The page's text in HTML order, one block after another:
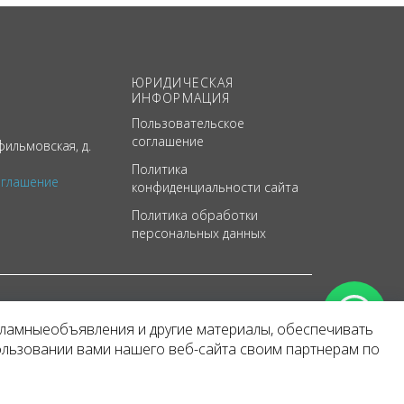
д.
ЮРИДИЧЕСКАЯ
ИНФОРМАЦИЯ
Пользовательское
соглашение
Политика
конфиденциальности сайта
Политика обработки
персональных данных
и другие материалы, обеспечивать
вами нашего веб-сайта своим партнерам по